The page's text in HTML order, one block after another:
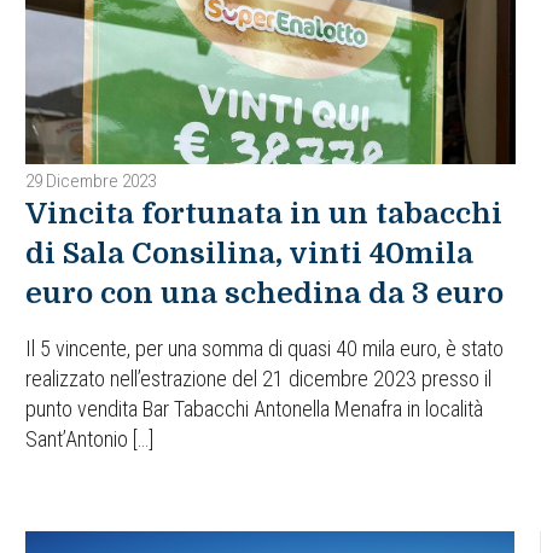
29 Dicembre 2023
Vincita fortunata in un tabacchi
di Sala Consilina, vinti 40mila
euro con una schedina da 3 euro
Il 5 vincente, per una somma di quasi 40 mila euro, è stato
realizzato nell’estrazione del 21 dicembre 2023 presso il
punto vendita Bar Tabacchi Antonella Menafra in località
Sant’Antonio […]